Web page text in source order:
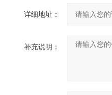
详细地址：
补充说明：